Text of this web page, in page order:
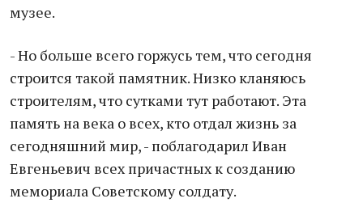
музее.
- Но больше всего горжусь тем, что сегодня
строится такой памятник. Низко кланяюсь
строителям, что сутками тут работают. Эта
память на века о всех, кто отдал жизнь за
сегодняшний мир, - поблагодарил Иван
Евгеньевич всех причастных к созданию
мемориала Советскому солдату.